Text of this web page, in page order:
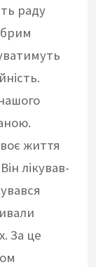
раду
життя
лікував-
За це